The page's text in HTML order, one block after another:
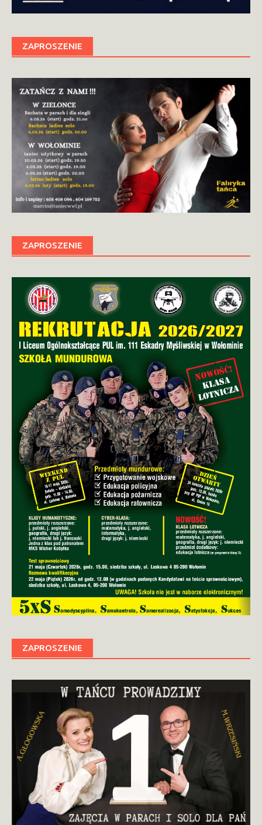
ZAPROSZENIE
ZAPROSZENIE
ZAPROSZENIE